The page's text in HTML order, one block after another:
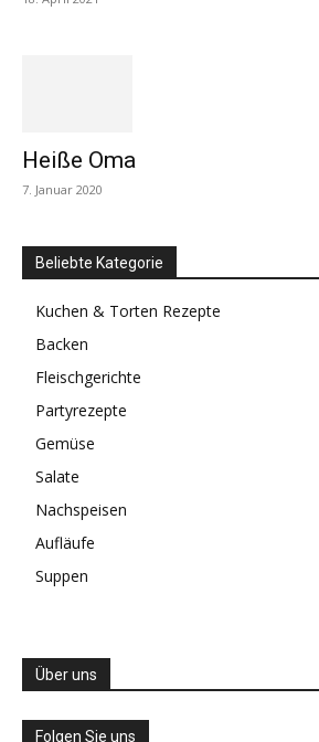
Heiße Oma
7. Januar 2020
Beliebte Kategorie
Kuchen & Torten Rezepte
Backen
Fleischgerichte
Partyrezepte
Gemüse
Salate
Nachspeisen
Aufläufe
Suppen
Über uns
Folgen Sie uns